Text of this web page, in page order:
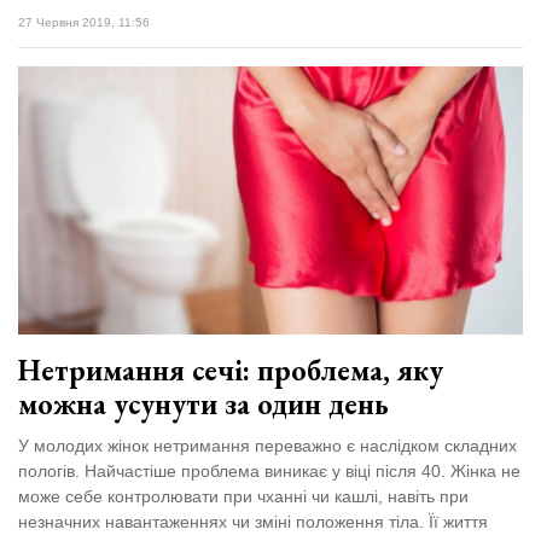
27 Червня 2019, 11:56
Нетримання сечі: проблема, яку
можна усунути за один день
У молодих жінок нетримання переважно є наслідком складних
пологів. Найчастіше проблема виникає у віці після 40. Жінка не
може себе контролювати при чханні чи кашлі, навіть при
незначних навантаженнях чи зміні положення тіла. Її життя